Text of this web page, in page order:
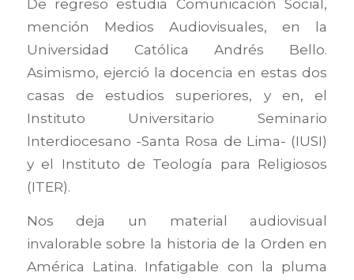
De regreso estudia Comunicación Social,
mención Medios Audiovisuales, en la
Universidad Católica Andrés Bello.
Asimismo, ejerció la docencia en estas dos
casas de estudios superiores, y en, el
Instituto Universitario Seminario
Interdiocesano -Santa Rosa de Lima- (IUSI)
y el Instituto de Teología para Religiosos
(ITER).
Nos deja un material audiovisual
invalorable sobre la historia de la Orden en
América Latina. Infatigable con la pluma